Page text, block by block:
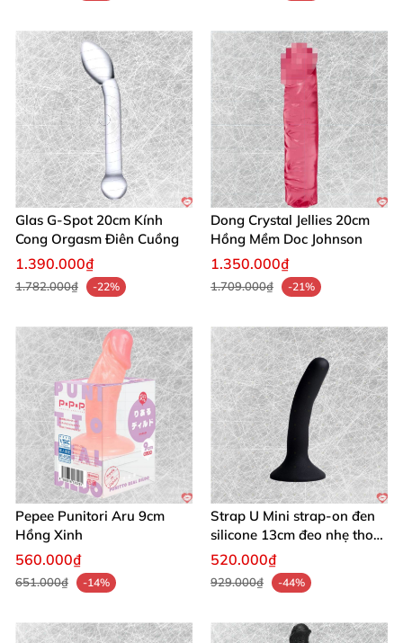
Glas G-Spot 20cm Kính
Cong Orgasm Điên Cuồng
1.390.000₫
1.782.000₫ -22%
Dong Crystal Jellies 20cm
Hồng Mềm Doc Johnson
1.350.000₫
1.709.000₫ -21%
Pepee Punitori Aru 9cm
Hồng Xinh
560.000₫
651.000₫ -14%
Strap U Mini strap-on đen
silicone 13cm đeo nhẹ thoải
mái
520.000₫
929.000₫ -44%